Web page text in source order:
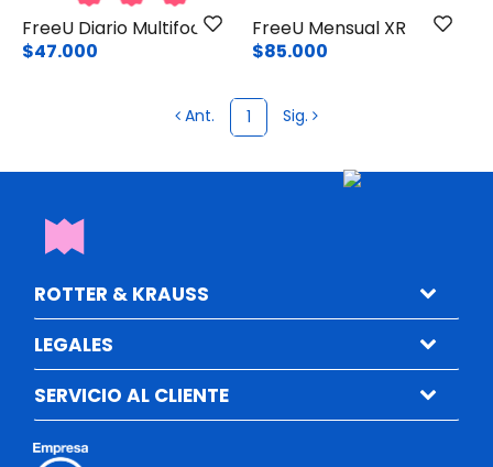
FreeU Diario Multifocal
$47.000
FreeU Mensual XR
$85.000
Ant. 1 Sig.
ROTTER & KRAUSS
LEGALES
SERVICIO AL CLIENTE